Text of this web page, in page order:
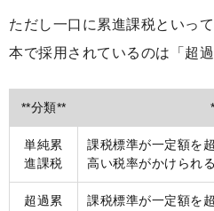
ただし一口に累進課税といっ
本で採用されているのは「超過
**分類**
単純累
進課税
課税標準が一定額を
高い税率がかけられる
超過累
課税標準が一定額を